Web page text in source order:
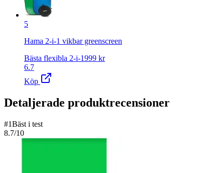
5
Hama 2-i-1 vikbar greenscreen
Bästa flexibla 2-i-1999 kr
6.7
Köp
Detaljerade produktrecensioner
#1Bäst i test
8.7/10